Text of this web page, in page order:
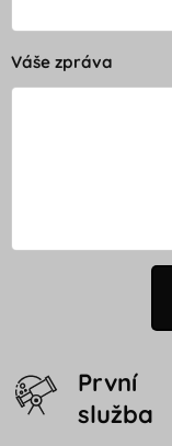
Váše zpráva
První
služba